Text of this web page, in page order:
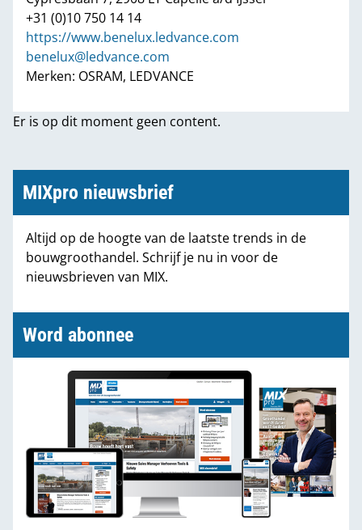
+31 (0)10 750 14 14
https://www.benelux.ledvance.com
benelux@ledvance.com
Merken: OSRAM, LEDVANCE
Er is op dit moment geen content.
MIXpro nieuwsbrief
Altijd op de hoogte van de laatste trends in de
bouwgroothandel. Schrijf je nu in voor de
nieuwsbrieven van MIX.
Word abonnee